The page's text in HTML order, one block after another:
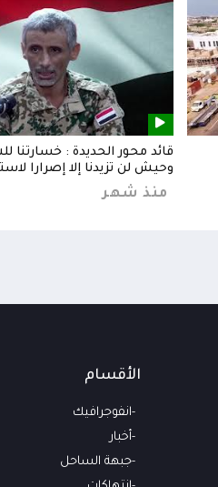
قائد محور الحديدة : خسارتنا
وحيش لن تزيدنا إلا إصرارا
منذ شهر
الأقسام
انفوجرافيك
أخبار
جبهة الساحل